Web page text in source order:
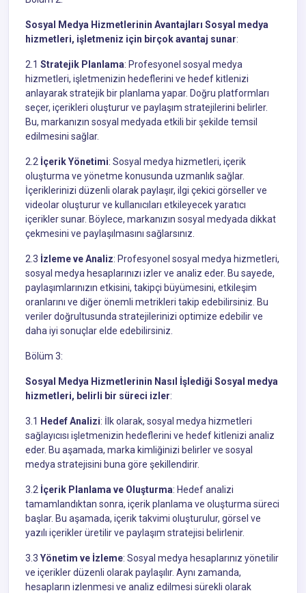
Sosyal Medya Hizmetlerinin Avantajları Sosyal medya
hizmetleri, işletmeniz için birçok avantaj sunar:
2.1 Stratejik Planlama: Profesyonel sosyal medya
hizmetleri, işletmenizin hedeflerini ve hedef kitlenizi
anlayarak stratejik bir planlama yapar. Doğru platformları
seçer, içerikleri oluşturur ve paylaşım stratejilerini belirler.
Bu, markanızın sosyal medyada etkili bir şekilde temsil
edilmesini sağlar.
2.2 İçerik Yönetimi: Sosyal medya hizmetleri, içerik
oluşturma ve yönetme konusunda uzmanlık sağlar.
İçeriklerinizi düzenli olarak paylaşır, ilgi çekici görseller ve
videolar oluşturur ve kullanıcıları etkileyecek yaratıcı
içerikler sunar. Böylece, markanızın sosyal medyada dikkat
çekmesini ve paylaşılmasını sağlarsınız.
2.3 İzleme ve Analiz: Profesyonel sosyal medya hizmetleri,
sosyal medya hesaplarınızı izler ve analiz eder. Bu sayede,
paylaşımlarınızın etkisini, takipçi büyümesini, etkileşim
oranlarını ve diğer önemli metrikleri takip edebilirsiniz. Bu
veriler doğrultusunda stratejilerinizi optimize edebilir ve
daha iyi sonuçlar elde edebilirsiniz.
Bölüm 3:
Sosyal Medya Hizmetlerinin Nasıl İşlediği Sosyal medya
hizmetleri, belirli bir süreci izler:
3.1 Hedef Analizi: İlk olarak, sosyal medya hizmetleri
sağlayıcısı işletmenizin hedeflerini ve hedef kitlenizi analiz
eder. Bu aşamada, marka kimliğinizi belirler ve sosyal
medya stratejisini buna göre şekillendirir.
3.2 İçerik Planlama ve Oluşturma: Hedef analizi
tamamlandıktan sonra, içerik planlama ve oluşturma süreci
başlar. Bu aşamada, içerik takvimi oluşturulur, görsel ve
yazılı içerikler üretilir ve paylaşım stratejisi belirlenir.
3.3 Yönetim ve İzleme: Sosyal medya hesaplarınız yönetilir
ve içerikler düzenli olarak paylaşılır. Aynı zamanda,
hesapların izlenmesi ve analiz edilmesi sürekli olarak